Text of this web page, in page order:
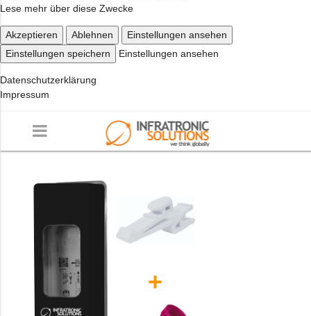
Lese mehr über diese Zwecke
Akzeptieren Ablehnen
Einstellungen ansehen
Einstellungen speichern
Einstellungen ansehen
Datenschutzerklärung
Impressum
+